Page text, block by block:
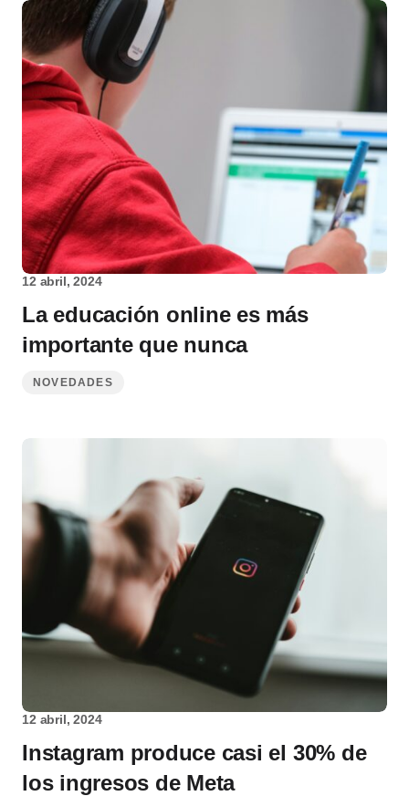
12 abril, 2024
La educación online es más
importante que nunca
NOVEDADES
12 abril, 2024
Instagram produce casi el 30% de
los ingresos de Meta